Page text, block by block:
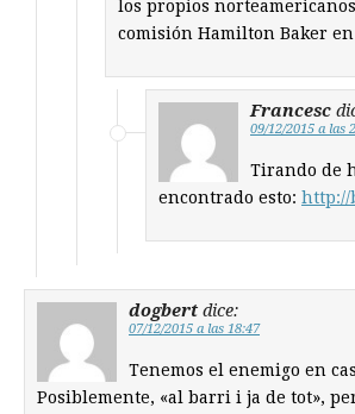
los propios
comisión Hamilton Baker
Francesc
09/12/2015 a las
Tirando de
encontrado esto: http://
dogbert dice:
07/12/2015 a las 18:47
Tenemos el enemigo en
Posiblemente, «al barri i ja de tot»,